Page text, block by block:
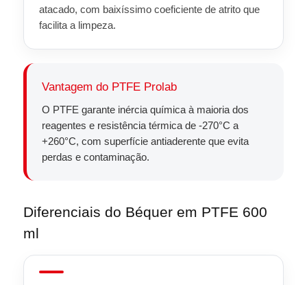
atacado, com baixíssimo coeficiente de atrito que
facilita a limpeza.
Vantagem do PTFE Prolab
O PTFE garante inércia química à maioria dos
reagentes e resistência térmica de -270°C a
+260°C, com superfície antiaderente que evita
perdas e contaminação.
Diferenciais do Béquer em PTFE 600
ml